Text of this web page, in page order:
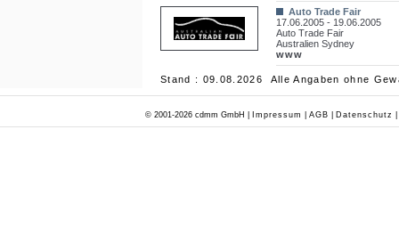
Auto Trade Fair
17.06.2005 - 19.06.2005
Auto Trade Fair
Australien Sydney
www
Stand : 09.08.2026 Alle Angaben ohne
© 2001-2026 cdmm GmbH | Impressum AGB Datenschutz